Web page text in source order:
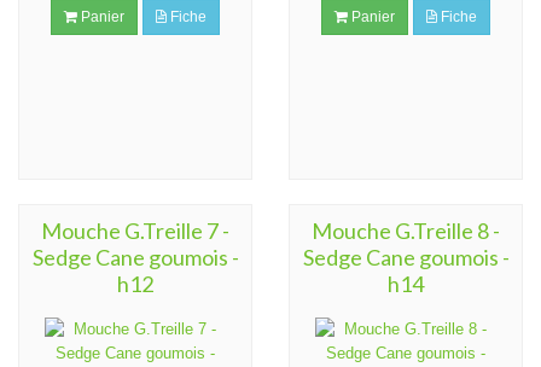
Panier Fiche Panier Fiche
Mouche G.Treille 7 -
Sedge Cane goumois -
h12
Mouche G.Treille 8 -
Sedge Cane goumois -
h14